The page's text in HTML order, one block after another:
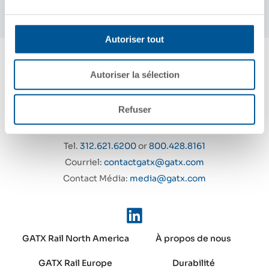
Autoriser tout
Autoriser la sélection
Refuser
GATX Corporation
233 S. Wacker Drive
Chicago, Illinois 60606 – 7147
Tel. 312.621.6200or800.428.8161
Courriel: contactgatx@gatx.com
Contact Média: media@gatx.com
GATX Rail North America
GATX Rail Europe
À propos de nous
Durabilité